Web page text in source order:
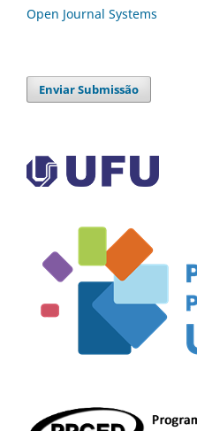
Open Journal Systems
Enviar Submissão